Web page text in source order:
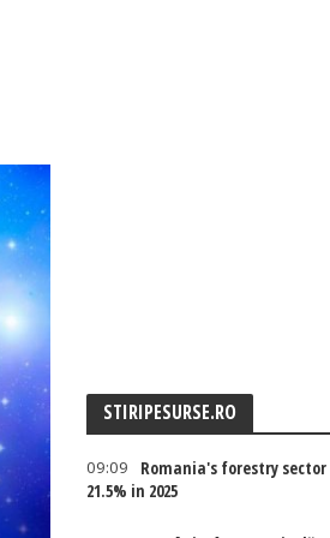
STIRIPESURSE.RO
09:09
Romania's forestry
21.5% in 2025